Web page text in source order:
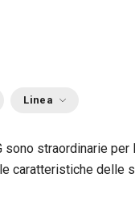
Linea
straordinarie
caratteristiche delle